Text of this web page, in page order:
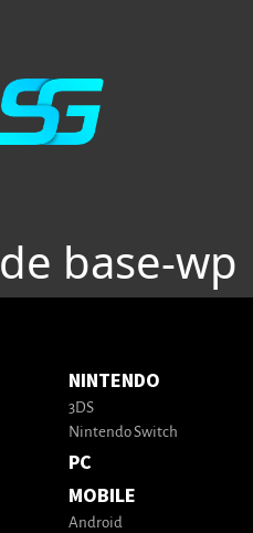
base-wp
NINTENDO
3DS
Nintendo Switch
PC
MOBILE
Android